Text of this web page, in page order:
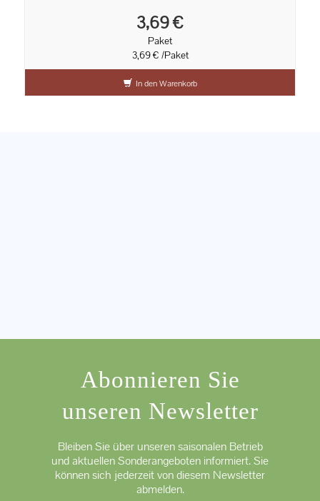
3,69 €
Paket
3,69 € /Paket
In den Warenkorb
Abonnieren Sie
unseren Newsletter
Bleiben Sie über unseren saisonalen Betrieb
und aktuellen Sonderangeboten informiert. Sie
können sich jederzeit von diesem Newsletter
abmelden.